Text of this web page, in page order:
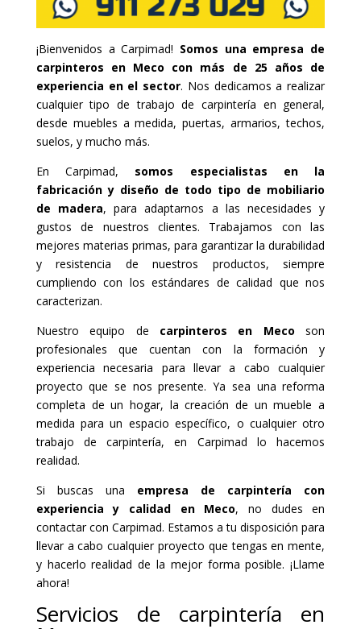
¡Bienvenidos a Carpimad! Somos una empresa de
carpinteros en Meco con más de 25 años de
experiencia en el sector. Nos dedicamos a realizar
cualquier tipo de trabajo de carpintería en general,
desde muebles a medida, puertas, armarios, techos,
suelos, y mucho más.
En Carpimad, somos especialistas en la
fabricación y diseño de todo tipo de mobiliario
de madera, para adaptarnos a las necesidades y
gustos de nuestros clientes. Trabajamos con las
mejores materias primas, para garantizar la durabilidad
y resistencia de nuestros productos, siempre
cumpliendo con los estándares de calidad que nos
caracterizan.
Nuestro equipo de carpinteros en Mecoson
profesionales que cuentan con la formación y
experiencia necesaria para llevar a cabo cualquier
proyecto que se nos presente. Ya sea una reforma
completa de un hogar, la creación de un mueble a
medida para un espacio específico, o cualquier otro
trabajo de carpintería, en Carpimad lo hacemos
realidad.
Si buscas una empresa de carpintería con
experiencia y calidad en Meco, no dudes en
contactar con Carpimad. Estamos a tu disposición para
llevar a cabo cualquier proyecto que tengas en mente,
y hacerlo realidad de la mejor forma posible. ¡Llame
ahora!
Servicios de carpintería en